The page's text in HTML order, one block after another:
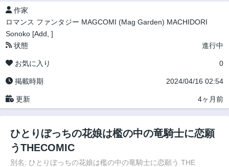
作家
ロマンス ファンタジー MAGCOMI (Mag Garden) MACHIDORI
Sonoko [Add, ]
状態
進行中
お気に入り 0
掲載時期 2024/04/16 02:54
更新 4ヶ月前
ひとりぼっちの花娘は檻の中の竜騎士に恋願
うTHECOMIC
別名: ひとりぼっちの花娘は檻の中の竜騎士に恋願う THE